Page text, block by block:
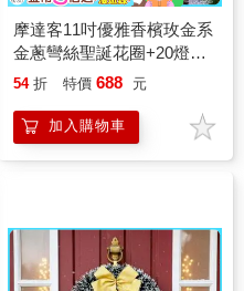
摩達客11吋優雅香檳玫金系
金蔥彎絲聖誕花圈+20燈
LED暖白光燈串
54 折 特價 688 元
加入購物車